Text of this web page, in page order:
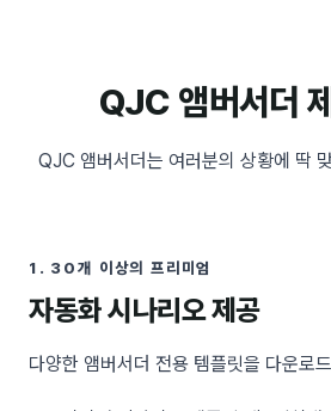
QJC 앰버서더
QJC 앰버서더는 여러분의 상황에 딱
1 . 30개 이상의 프리미엄
자동화 시나리오 제공
다양한 앰버서더 전용 템플릿을 다운로